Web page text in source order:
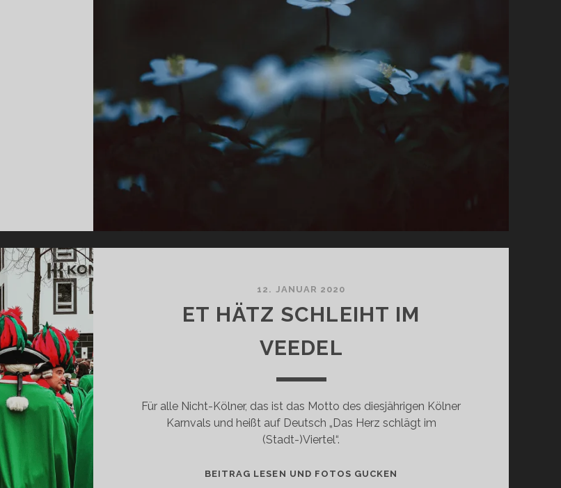
12. JANUAR 2020
ET HÄTZ SCHLEIHT IM
VEEDEL
Für alle Nicht-Kölner, das ist das Motto des diesjährigen Kölner
Karnvals und heißt auf Deutsch „Das Herz schlägt im
(Stadt-)Viertel“.
BEITRAG LESEN UND FOTOS GUCKEN